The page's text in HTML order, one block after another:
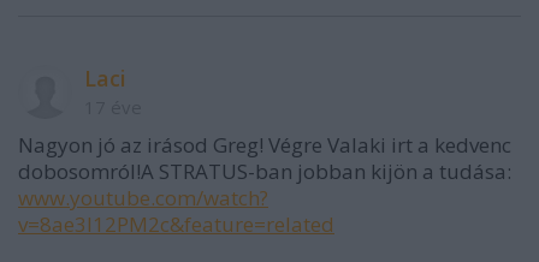
Laci
Nagyon jó az irásod Greg! Végre Valaki irt a kedvenc
dobosomról!A STRATUS-ban jobban kijön a tudása:
www.youtube.com/watch?
v=8ae3l12PM2c&feature=related